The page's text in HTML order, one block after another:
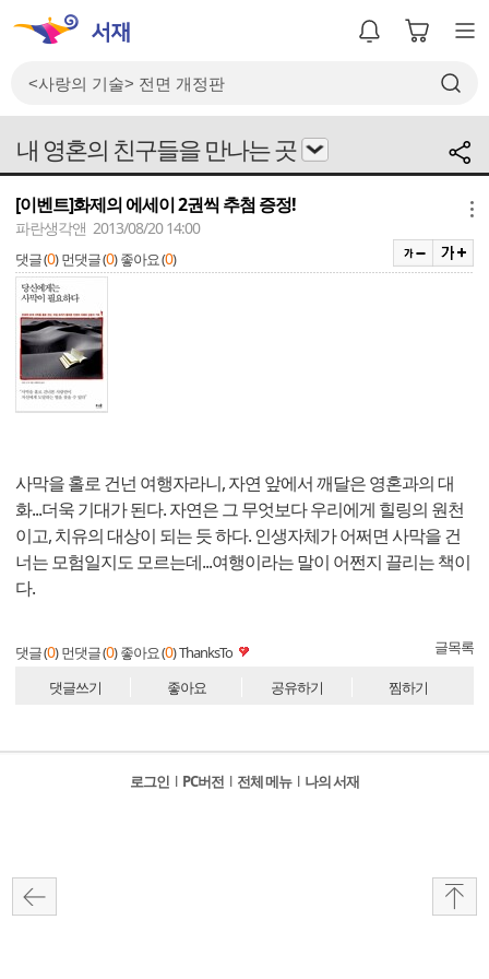
내 영혼의 친구들을 만나는 곳
[이벤트]화제의 에세이 2권씩 추첨 증정!
파란생각앤 2013/08/20 14:00
댓글 (0) 먼댓글 (0) 좋아요 (0)
사막을 홀로 건넌 여행자라니, 자연 앞에서 깨달은 영혼과의 대
화...더욱 기대가 된다. 자연은 그 무엇보다 우리에게 힐링의 원천
이고, 치유의 대상이 되는 듯 하다. 인생자체가 어쩌면 사막을 건
너는 모험일지도 모르는데...여행이라는 말이 어쩐지 끌리는 책이
다.
댓글 (0) 먼댓글 (0) 좋아요 (0)ThanksTo 글목록
댓글쓰기 좋아요 공유하기 찜하기
로그인 l PC버전 l 전체 메뉴 l 나의 서재